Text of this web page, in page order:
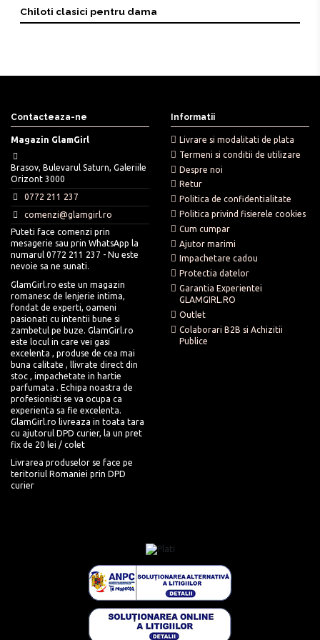
Chiloti clasici pentru dama
Contacteaza-ne
Magazin GlamGirl
Brasov, Bulevarul Saturn, Galeriile
Orizont 3000
0772 211 237
comenzi@glamgirl.ro
Puteti face comenzi prin
mesagerie sau prin WhatsApp la
numarul 0772 211 237 - Nu este
nevoie sa ne sunati.
GlamGirl.ro este un magazin
romanesc de lenjerie intima,
fondat de experti, oameni
pasionati cu intentii bune si
zambetul pe buze. GlamGirl.ro
este locul in care vei gasi
excelenta , produse de cea mai
buna calitate , llivrate direct din
stoc , impachetate in hartie
parfumata . Echipa noastra de
profesionisti se va ocupa ca
experienta sa fie excelenta.
GlamGirl.ro livreaza in toata tara
cu ajutorul DPD curier, la un pret
fix de 20 lei / colet
Livrarea produselor se face pe
teritoriul Romaniei prin DPD
curier
Informatii
Livrare si modalitati de plata
Termeni si conditii de utilizare
Despre noi
Retur
Politica de confidentialitate
Politica privind fisierele cookies
Cum cumpar
Ajutor marimi
Impachetare cadou
Protectia datelor
Garantia Experientei
GLAMGIRL.RO
Outlet
Colaborari B2B si Achizitii
Publice